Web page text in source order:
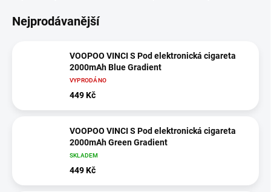
Nejprodávanější
VOOPOO VINCI S Pod elektronická cigareta
2000mAh Blue Gradient
VYPRODÁNO
449 Kč
VOOPOO VINCI S Pod elektronická cigareta
2000mAh Green Gradient
SKLADEM
449 Kč